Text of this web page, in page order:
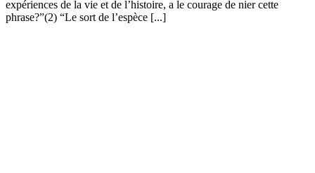
expériences de la vie et de l’histoire, a le courage de nier cette
phrase?”(2) “Le sort de l’espèce [...]